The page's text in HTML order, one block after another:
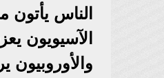
الناس
الآسيويون
والأوروبيون